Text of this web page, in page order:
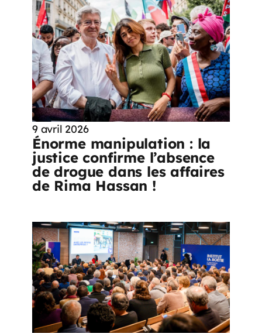
9 avril 2026
Énorme manipulation : la
justice confirme l’absence
de drogue dans les affaires
de Rima Hassan !